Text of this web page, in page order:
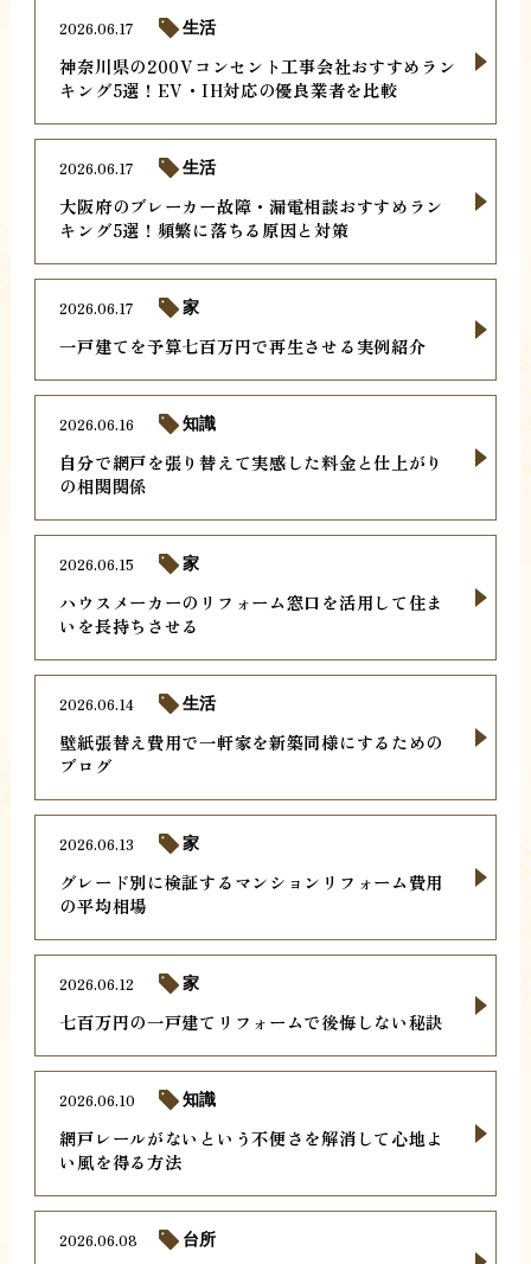
神奈川県の200Vコンセント工事会社おすすめラン
キング5選！EV・IH対応の優良業者を比較
2026.06.17 生活
大阪府のブレーカー故障・漏電相談おすすめラン
キング5選！頻繁に落ちる原因と対策
2026.06.17 生活
一戸建てを予算七百万円で再生させる実例紹介
2026.06.17 家
自分で網戸を張り替えて実感した料金と仕上がり
の相関関係
2026.06.16 知識
ハウスメーカーのリフォーム窓口を活用して住ま
いを長持ちさせる
2026.06.15 家
壁紙張替え費用で一軒家を新築同様にするための
ブログ
2026.06.14 生活
グレード別に検証するマンションリフォーム費用
の平均相場
2026.06.13 家
七百万円の一戸建てリフォームで後悔しない秘訣
2026.06.12 家
網戸レールがないという不便さを解消して心地よ
い風を得る方法
2026.06.10 知識
2026.06.08 台所